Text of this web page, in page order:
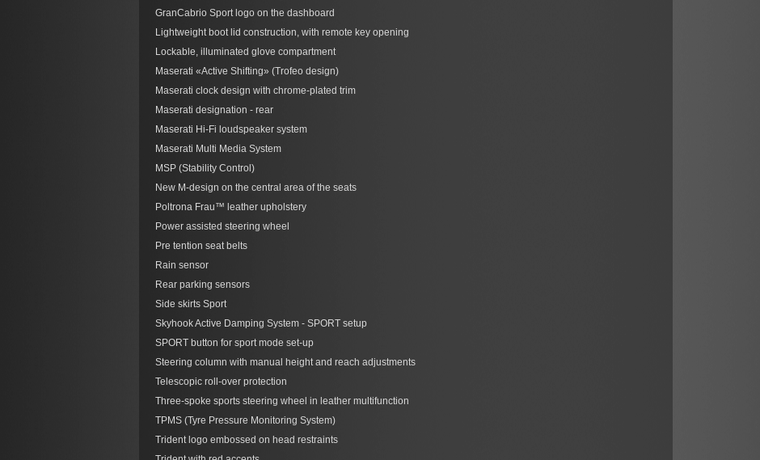
GranCabrio Sport logo on the dashboard
Lightweight boot lid construction, with remote key opening
Lockable, illuminated glove compartment
Maserati «Active Shifting» (Trofeo design)
Maserati clock design with chrome-plated trim
Maserati designation - rear
Maserati Hi-Fi loudspeaker system
Maserati Multi Media System
MSP (Stability Control)
New M-design on the central area of the seats
Poltrona Frau™ leather upholstery
Power assisted steering wheel
Pre tention seat belts
Rain sensor
Rear parking sensors
Side skirts Sport
Skyhook Active Damping System - SPORT setup
SPORT button for sport mode set-up
Steering column with manual height and reach adjustments
Telescopic roll-over protection
Three-spoke sports steering wheel in leather multifunction
TPMS (Tyre Pressure Monitoring System)
Trident logo embossed on head restraints